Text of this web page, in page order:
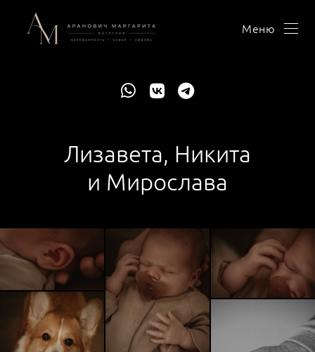
Меню
Лизавета, Никита
и Мирослава